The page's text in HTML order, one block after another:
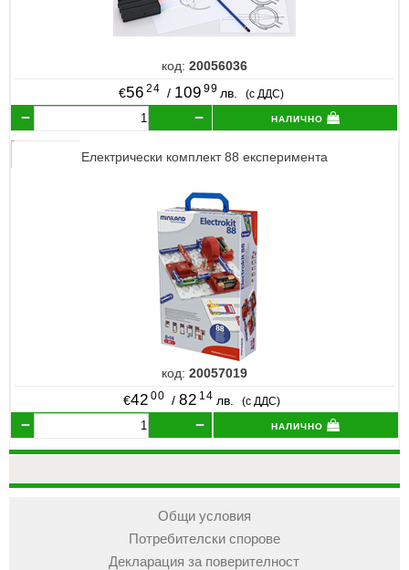
код: 20056036
€56 24 / 109 99 лв. (с ДДС)
налично
Електрически комплект 88 експеримента
код: 20057019
€42 00 /82 14 лв. (с ДДС)
налично
Общи условия
Потребителски спорове
Декларация за поверителност